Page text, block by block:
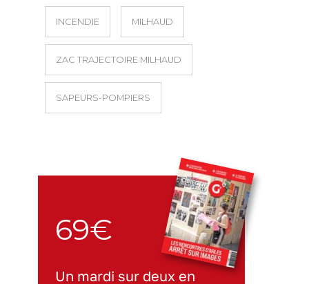
INCENDIE MILHAUD
ZAC TRAJECTOIRE MILHAUD
SAPEURS-POMPIERS
69€
Un mardi sur deux en